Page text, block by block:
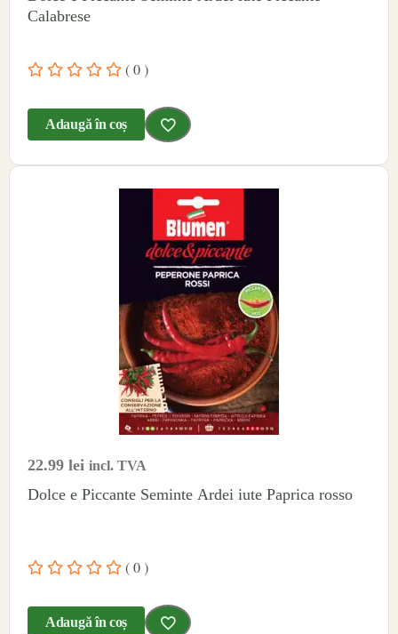
Calabrese
( 0 )
Adaugă în coș
22.99 lei incl. TVA
Dolce e Piccante Seminte Ardei iute Paprica rosso
( 0 )
Adaugă în coș